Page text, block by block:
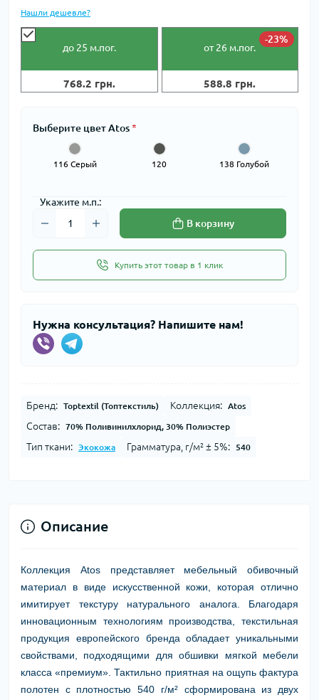
Нашли дешевле?
до 25 м.пог.
768.2 грн.
-23%
от 26 м.пог.
588.8 грн.
Выберите цвет Atos*
116 Серый
120
138 Голубой
Укажите м.п.:
В корзину
Купить этот товар в 1 клик
Нужна консультация? Напишите нам!
Бренд: Toptextil (Топтекстиль) Коллекция: Atos
Состав: 70% Поливинилхлорид, 30% Полиэстер
Тип ткани: Экокожа Грамматура, г/м² ± 5%: 540
Описание
Коллекция Atos представляет мебельный обивочный
материал в виде искусственной кожи, которая отлично
имитирует текстуру натурального аналога. Благодаря
инновационным технологиям производства, текстильная
продукция европейского бренда обладает уникальными
свойствами, подходящими для обшивки мягкой мебели
класса «премиум». Тактильно приятная на ощупь фактура
полотен с плотностью 540 г/м² сформирована из двух